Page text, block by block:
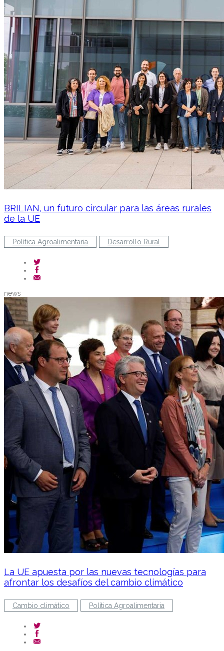
BRILIAN, un futuro circular para las áreas rurales
de la UE
Política Agroalimentaria Desarrollo Rural
news
La UE apuesta por las nuevas tecnologías para
afrontar los desafíos del cambio climático
Cambio climático Política Agroalimentaria